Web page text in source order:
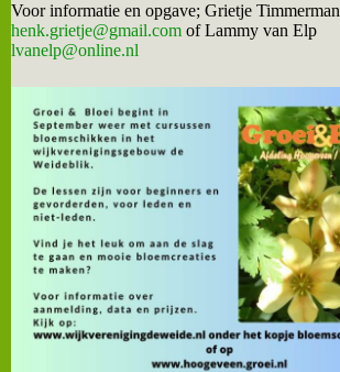
Voor informatie en opgave; Grietje Timmerman
henk.grietje@gmail.com of Lammy van Elp
lvanelp@online.nl